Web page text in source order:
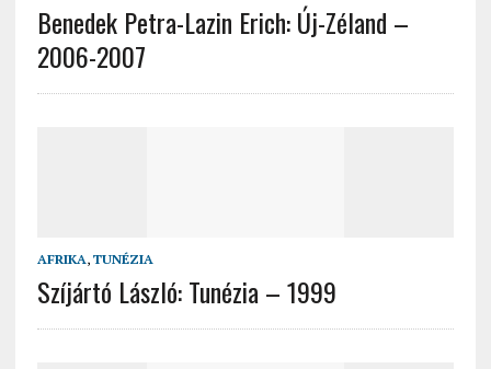
Benedek Petra-Lazin Erich: Új-Zéland –
2006-2007
AFRIKA, TUNÉZIA
Szíjártó László: Tunézia – 1999